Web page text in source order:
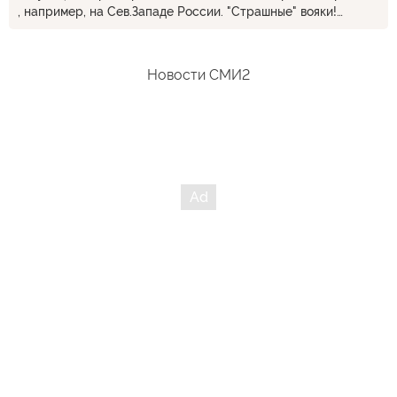
, например, на Сев.Западе России. "Страшные" вояки!
Новости СМИ2